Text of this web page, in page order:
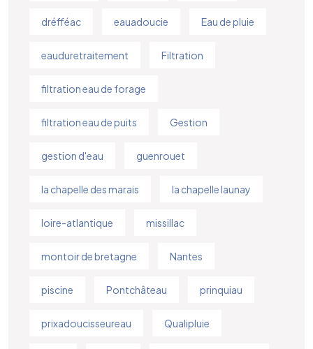
dréfféac eauadoucie Eau de pluie
eauduretraitement Filtration
filtration eau de forage
filtration eau de puits Gestion
gestion d'eau guenrouet
la chapelle des marais la chapelle launay
loire-atlantique missillac
montoir de bretagne Nantes
piscine Pontchâteau prinquiau
prixadoucisseureau Qualipluie